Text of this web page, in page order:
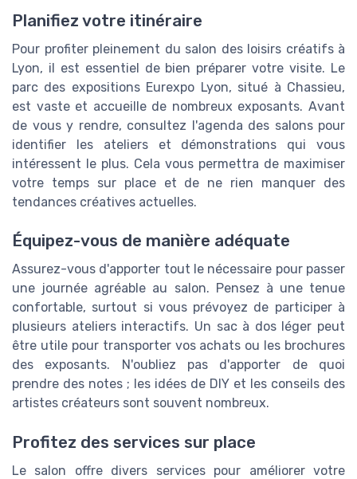
Planifiez votre itinéraire
Pour profiter pleinement du salon des loisirs créatifs à
Lyon, il est essentiel de bien préparer votre visite. Le
parc des expositions Eurexpo Lyon, situé à Chassieu,
est vaste et accueille de nombreux exposants. Avant
de vous y rendre, consultez l'agenda des salons pour
identifier les ateliers et démonstrations qui vous
intéressent le plus. Cela vous permettra de maximiser
votre temps sur place et de ne rien manquer des
tendances créatives actuelles.
Équipez-vous de manière adéquate
Assurez-vous d'apporter tout le nécessaire pour passer
une journée agréable au salon. Pensez à une tenue
confortable, surtout si vous prévoyez de participer à
plusieurs ateliers interactifs. Un sac à dos léger peut
être utile pour transporter vos achats ou les brochures
des exposants. N'oubliez pas d'apporter de quoi
prendre des notes ; les idées de DIY et les conseils des
artistes créateurs sont souvent nombreux.
Profitez des services sur place
Le salon offre divers services pour améliorer votre